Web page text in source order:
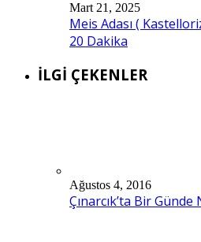
Mart 21, 2025
Meis Adası (
20 Dakika
İLGİ ÇEKENLER
Ağustos 4, 2016
Çınarcık’ta Bir Günde